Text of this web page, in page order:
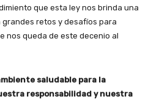
que esta ley nos brinda una
retos y desafíos para
nos queda de este decenio al
saludable para la
responsabilidad y nuestra